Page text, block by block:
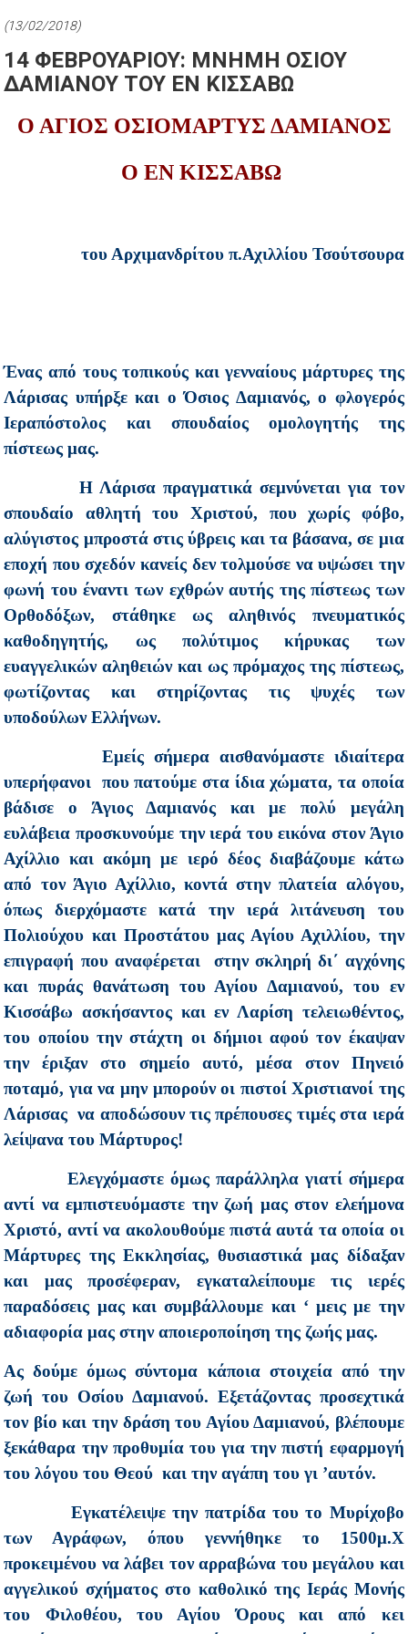
(13/02/2018)
14 ΦΕΒΡΟΥΑΡΙΟΥ: ΜΝΗΜΗ ΟΣΙΟΥ
ΔΑΜΙΑΝΟΥ ΤΟΥ ΕΝ ΚΙΣΣΑΒΩ
Ο ΑΓΙΟΣ ΟΣΙΟΜΑΡΤΥΣ ΔΑΜΙΑΝΟΣ
Ο ΕΝ ΚΙΣΣΑΒΩ
του Αρχιμανδρίτου π.Αχιλλίου Τσούτσουρα
Ένας από τους τοπικούς και γενναίους μάρτυρες της
Λάρισας υπήρξε και ο Όσιος Δαμιανός, ο φλογερός
Ιεραπόστολος και σπουδαίος ομολογητής της
πίστεως μας.
Η Λάρισα πραγματικά σεμνύνεται για τον
σπουδαίο αθλητή του Χριστού, που χωρίς φόβο,
αλύγιστος μπροστά στις ύβρεις και τα βάσανα, σε μια
εποχή που σχεδόν κανείς δεν τολμούσε να υψώσει την
φωνή του έναντι των εχθρών αυτής της πίστεως των
Ορθοδόξων, στάθηκε ως αληθινός πνευματικός
καθοδηγητής, ως πολύτιμος κήρυκας των
ευαγγελικών αληθειών και ως πρόμαχος της πίστεως,
φωτίζοντας και στηρίζοντας τις ψυχές των
υποδούλων Ελλήνων.
Εμείς σήμερα αισθανόμαστε ιδιαίτερα
υπερήφανοι που πατούμε στα ίδια χώματα, τα οποία
βάδισε ο Άγιος Δαμιανός και με πολύ μεγάλη
ευλάβεια προσκυνούμε την ιερά του εικόνα στον Άγιο
Αχίλλιο και ακόμη με ιερό δέος διαβάζουμε κάτω
από τον Άγιο Αχίλλιο, κοντά στην πλατεία αλόγου,
όπως διερχόμαστε κατά την ιερά λιτάνευση του
Πολιούχου και Προστάτου μας Αγίου Αχιλλίου, την
επιγραφή που αναφέρεται στην σκληρή δι΄ αγχόνης
και πυράς θανάτωση του Αγίου Δαμιανού, του εν
Κισσάβω ασκήσαντος και εν Λαρίση τελειωθέντος,
του οποίου την στάχτη οι δήμιοι αφού τον έκαψαν
την έριξαν στο σημείο αυτό, μέσα στον Πηνειό
ποταμό, για να μην μπορούν οι πιστοί Χριστιανοί της
Λάρισας να αποδώσουν τις πρέπουσες τιμές στα ιερά
λείψανα του Μάρτυρος!
Ελεγχόμαστε όμως παράλληλα γιατί σήμερα
αντί να εμπιστευόμαστε την ζωή μας στον ελεήμονα
Χριστό, αντί να ακολουθούμε πιστά αυτά τα οποία οι
Μάρτυρες της Εκκλησίας, θυσιαστικά μας δίδαξαν
και μας προσέφεραν, εγκαταλείπουμε τις ιερές
παραδόσεις μας και συμβάλλουμε και ‘ μεις με την
αδιαφορία μας στην αποιεροποίηση της ζωής μας.
Ας δούμε όμως σύντομα κάποια στοιχεία από την
ζωή του Οσίου Δαμιανού. Εξετάζοντας προσεχτικά
τον βίο και την δράση του Αγίου Δαμιανού, βλέπουμε
ξεκάθαρα την προθυμία του για την πιστή εφαρμογή
του λόγου του Θεού και την αγάπη του γι ’αυτόν.
Εγκατέλειψε την πατρίδα του το Μυρίχοβο
των Αγράφων, όπου γεννήθηκε το 1500μ.Χ
προκειμένου να λάβει τον αρραβώνα του μεγάλου και
αγγελικού σχήματος στο καθολικό της Ιεράς Μονής
του Φιλοθέου, του Αγίου Όρους και από κει